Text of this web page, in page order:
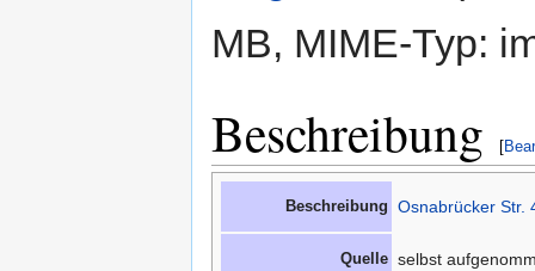
MB, MIME-Typ:
Beschreibung [
Beschreibung Osnabrücker Str.
Quelle selbst